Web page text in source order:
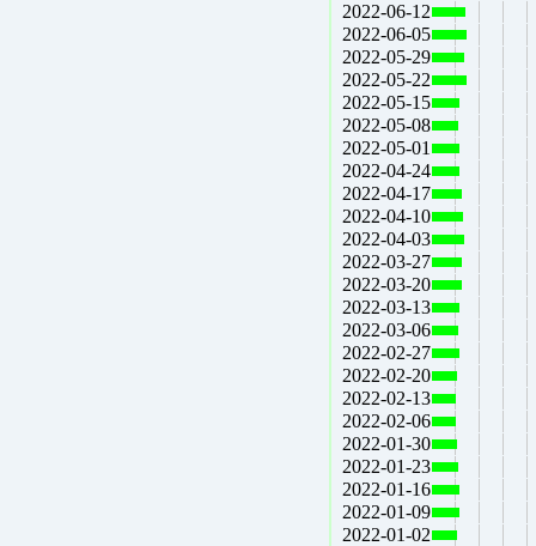
2022-06-12
2022-06-05
2022-05-29
2022-05-22
2022-05-15
2022-05-08
2022-05-01
2022-04-24
2022-04-17
2022-04-10
2022-04-03
2022-03-27
2022-03-20
2022-03-13
2022-03-06
2022-02-27
2022-02-20
2022-02-13
2022-02-06
2022-01-30
2022-01-23
2022-01-16
2022-01-09
2022-01-02